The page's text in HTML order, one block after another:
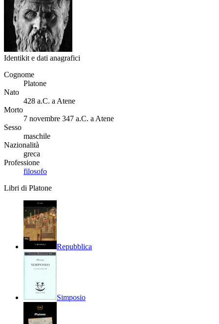
Identikit e dati anagrafici
Cognome
Platone
Nato
428 a.C. a Atene
Morto
7 novembre 347 a.C. a Atene
Sesso
maschile
Nazionalità
greca
Professione
filosofo
Libri di Platone
Repubblica
Simposio